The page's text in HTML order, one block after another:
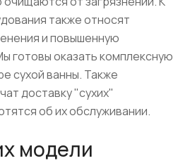
также относят
и повышенную
готовы оказать комплексную
сухой ванны. Также
доставку "сухих"
об их обслуживании.
модели